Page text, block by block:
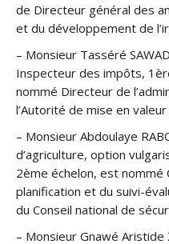
de Directeur général des
et du développement de
– Monsieur Tasséré
Inspecteur des impôts,
nommé Directeur de
l’Autorité de mise en
– Monsieur Abdoulaye
d’agriculture, option
2ème échelon, est
planification et du suivi-
du Conseil national de
– Monsieur Gnawé